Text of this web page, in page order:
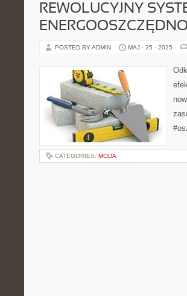
REWOLUCYJNY
POSTED BY ADMIN MAJ - 25 - 2025
CATEGORIES: MODA